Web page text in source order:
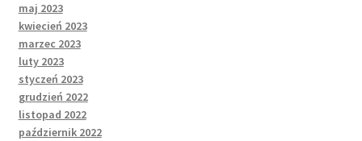
maj 2023
kwiecień 2023
marzec 2023
luty 2023
styczeń 2023
grudzień 2022
listopad 2022
październik 2022